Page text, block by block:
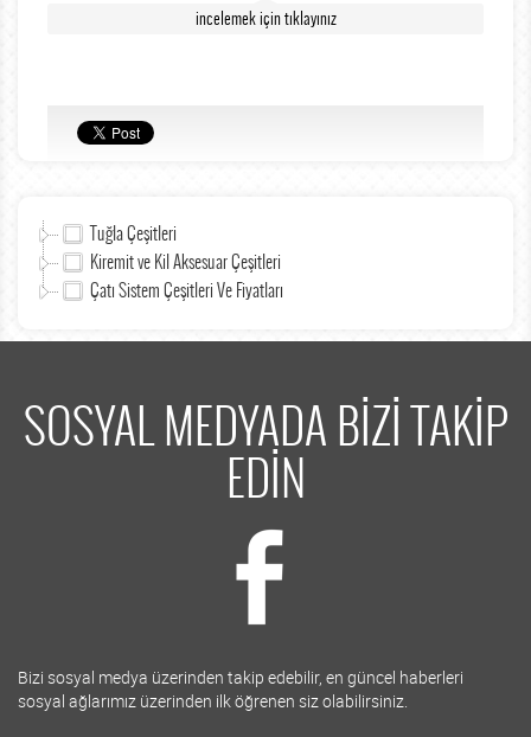
incelemek için tıklayınız
Tuğla Çeşitleri
Kiremit ve Kil Aksesuar Çeşitleri
Çatı Sistem Çeşitleri Ve Fiyatları
SOSYAL MEDYADA BİZİ TAKİP
EDİN
Bizi sosyal medya üzerinden takip edebilir, en güncel haberleri
sosyal ağlarımız üzerinden ilk öğrenen siz olabilirsiniz.